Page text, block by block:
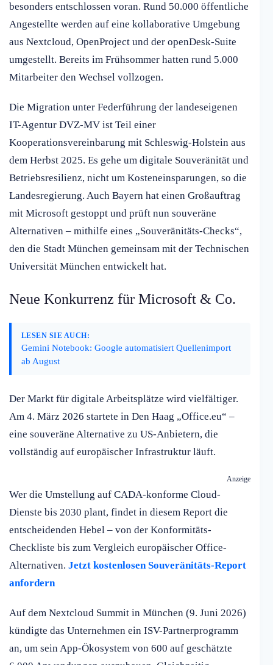
besonders entschlossen voran. Rund 50.000 öffentliche
Angestellte werden auf eine kollaborative Umgebung
aus Nextcloud, OpenProject und der openDesk-Suite
umgestellt. Bereits im Frühsommer hatten rund 5.000
Mitarbeiter den Wechsel vollzogen.
Die Migration unter Federführung der landeseigenen
IT-Agentur DVZ-MV ist Teil einer
Kooperationsvereinbarung mit Schleswig-Holstein aus
dem Herbst 2025. Es gehe um digitale Souveränität und
Betriebsresilienz, nicht um Kosteneinsparungen, so die
Landesregierung. Auch Bayern hat einen Großauftrag
mit Microsoft gestoppt und prüft nun souveräne
Alternativen – mithilfe eines „Souveränitäts-Checks“,
den die Stadt München gemeinsam mit der Technischen
Universität München entwickelt hat.
Neue Konkurrenz für Microsoft & Co.
LESEN SIE AUCH:
Gemini Notebook: Google automatisiert Quellenimport
ab August
Der Markt für digitale Arbeitsplätze wird vielfältiger.
Am 4. März 2026 startete in Den Haag „Office.eu“ –
eine souveräne Alternative zu US-Anbietern, die
vollständig auf europäischer Infrastruktur läuft.
Anzeige
Wer die Umstellung auf CADA-konforme Cloud-
Dienste bis 2030 plant, findet in diesem Report die
entscheidenden Hebel – von der Konformitäts-
Checkliste bis zum Vergleich europäischer Office-
Alternativen. Jetzt kostenlosen Souveränitäts-Report
anfordern
Auf dem Nextcloud Summit in München (9. Juni 2026)
kündigte das Unternehmen ein ISV-Partnerprogramm
an, um sein App-Ökosystem von 600 auf geschätzte